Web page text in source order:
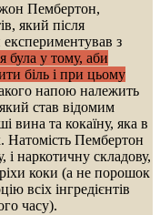
Пембертон,
який після
з
була у тому, аби
біль і при цьому
напою належить
став відомим
вина та кокаїну, яка в
Натомість Пембертон
і наркотичну складову,
коки (а не порошок
всіх інгредієнтів
часу).